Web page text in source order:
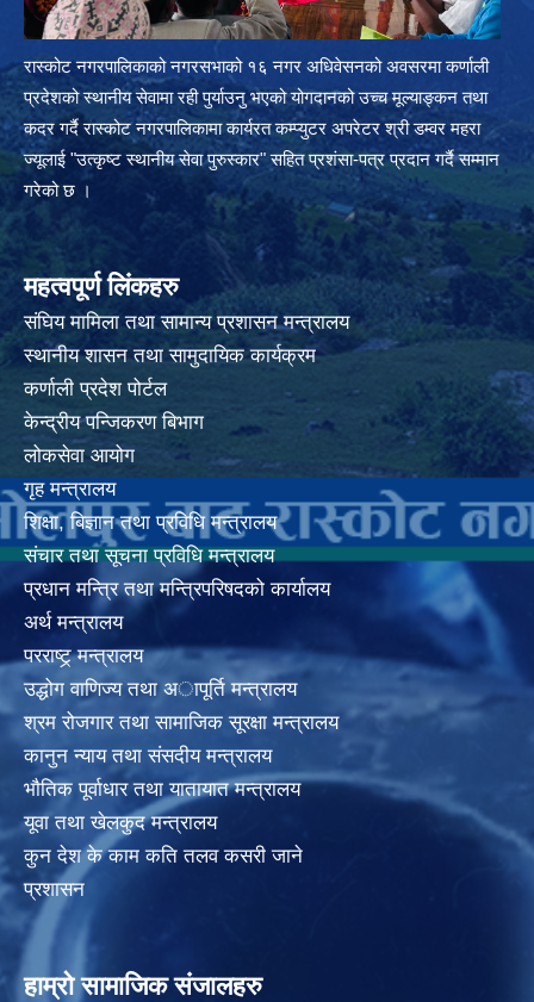
रास्कोट नगरपालिकाको नगरसभाको १६ नगर अधिवेसनको अवसरमा कर्णाली
प्रदेशको स्थानीय सेवामा रही पुर्याउनु भएको योगदानको उच्च मूल्याङ्कन तथा
कदर गर्दै रास्कोट नगरपालिकामा कार्यरत कम्प्युटर अपरेटर श्री डम्वर महरा
ज्यूलाई "उत्कृष्ट स्थानीय सेवा पुरुस्कार" सहित प्रशंसा-पत्र प्रदान गर्दै सम्मान
गरेको छ ।
महत्वपूर्ण लिंकहरु
संघिय मामिला तथा सामान्य प्रशासन मन्त्रालय
स्थानीय शासन तथा सामुदायिक कार्यक्रम
कर्णाली प्रदेश पोर्टल
केन्द्रीय पन्जिकरण बिभाग
लोकसेवा आयोग
गृह मन्त्रालय
शिक्षा, बिज्ञान तथा प्रविधि मन्त्रालय
संचार तथा सूचना प्रविधि मन्त्रालय
प्रधान मन्त्रि तथा मन्त्रिपरिषदको कार्यालय
अर्थ मन्त्रालय
परराष्ट्र् मन्त्रालय
उद्धोग वाणिज्य तथा अापूर्ति मन्त्रालय
श्रम रोजगार तथा सामाजिक सूरक्षा मन्त्रालय
कानुन न्याय तथा संसदीय मन्त्रालय
भाैतिक पूर्वाधार तथा यातायात मन्त्रालय
यूवा तथा खेलकुद मन्त्रालय
कुन देश के काम कति तलव कसरी जाने
प्रशासन
हाम्रो सामाजिक संजालहरु